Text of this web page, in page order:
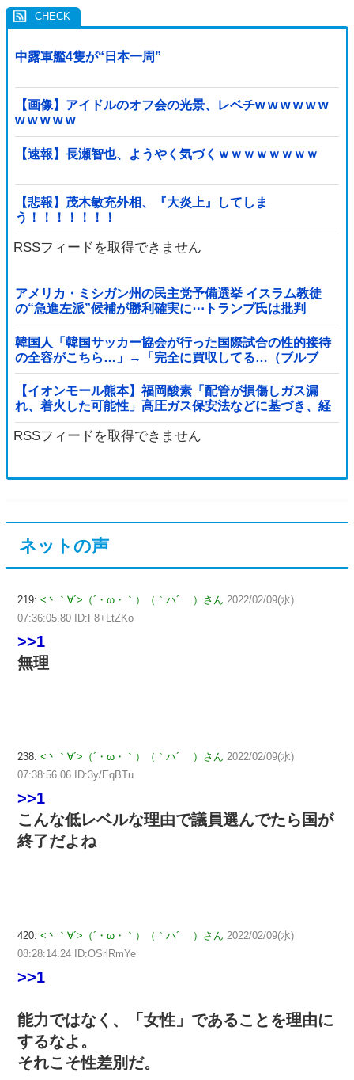
中露軍艦4隻が“日本一周”
【画像】アイドルのオフ会の光景、レベチw w w w w w
w w w w w
【速報】長瀬智也、ようやく気づくｗｗｗｗｗｗｗｗ
【悲報】茂木敏充外相、『大炎上』してしま
う！！！！！！！
RSSフィードを取得できません
アメリカ・ミシガン州の民主党予備選挙 イスラム教徒
の“急進左派”候補が勝利確実に⋯トランプ氏は批判
韓国人「韓国サッカー協会が行った国際試合の性的接待
の全容がこちら…」→「完全に買収してる…（ブルブ
ル」＝韓国の反応
【イオンモール熊本】福岡酸素「配管が損傷しガス漏
れ、着火した可能性」高圧ガス保安法などに基づき、経
産省に報告他
RSSフィードを取得できません
ネットの声
219: <丶｀∀´>（´・ω・｀）（｀ハ´ ）さん 2022/02/09(水)
07:36:05.80 ID:F8+LtZKo
>>1
無理
238: <丶｀∀´>（´・ω・｀）（｀ハ´ ）さん 2022/02/09(水)
07:38:56.06 ID:3y/EqBTu
>>1
こんな低レベルな理由で議員選んでたら国が
終了だよね
420: <丶｀∀´>（´・ω・｀）（｀ハ´ ）さん 2022/02/09(水)
08:28:14.24 ID:OSrlRmYe
>>1
能力ではなく、「女性」であることを理由に
するなよ。
それこそ性差別だ。